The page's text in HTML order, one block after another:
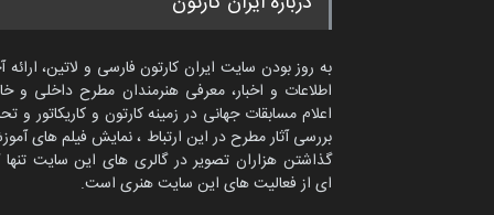
به روز بودن سایت ایران کارتون فارسی و لاتین، ارائه
اطلاعات و اخبار، معرفی هنرمندان مطرح داخلی و
اعلام مسابقات جهانی در زمینه کارتون و کاریکاتور و
بررسی آثار مطرح در این ارتباط ، نمایش فیلم های
گذاشتن هزاران تصویر در گالری های این سایت
ای از فعالیت های این سایت هنری است.